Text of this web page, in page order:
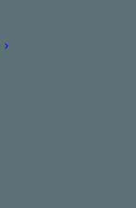
für